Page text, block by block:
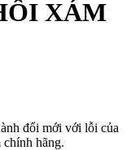
XÁM
đổi mới với lỗi của
chính hãng.